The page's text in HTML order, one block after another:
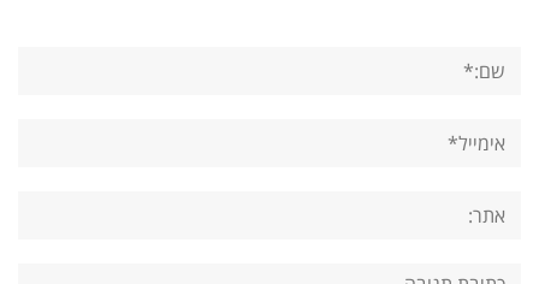
תגובה: